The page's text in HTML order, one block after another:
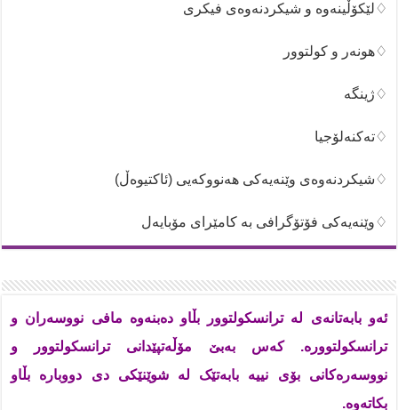
♢لێکۆڵینەوە و شیکردنەوەی فیکری
♢هونەر و کولتوور
♢ژینگە
♢تەکنەلۆجیا
♢شیکردنەوەی وێنەیەکی هەنووکەیی (ئاکتیوەڵ)
♢وێنەیەکی فۆتۆگرافی بە کامێرای مۆبایەل
ئەو بابەتانەی لە ترانسکولتوور بڵاو دەبنەوە مافی نووسەران و
ترانسکولتوورە. کەس بەبێ مۆڵەتپێدانی ترانسکولتوور و
نووسەرەکانی بۆی نییە بابەتێک لە شوێنێکی دی دووبارە بڵاو
بکاتەوە.